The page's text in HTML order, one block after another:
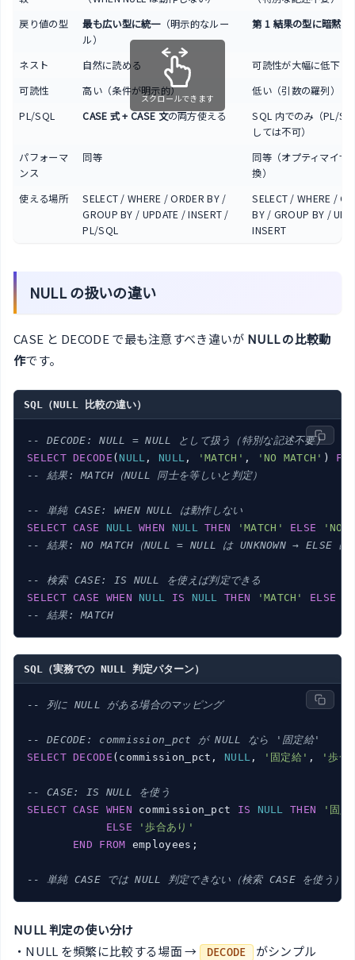
戻り値の型
最も広い型に統一（明示的なルー
ル）
第 1 結果の型に暗黙変
ネスト 自然に読める
可読性が大幅に低下
可読性
高い（条件が明示的）
低い（引数の羅列）
PL/SQL
CASE 式 + CASE 文の両方使える
SQL 内でのみ（PL/
しては不可）
パフォーマ
ンス
同等
同等（オプティマイザ
換）
使える場所
SELECT / WHERE / ORDER BY /
GROUP BY / UPDATE / INSERT /
PL/SQL
SELECT / WHERE /
BY / GROUP BY /
INSERT
スクロールできます
NULL の扱いの違い
CASE と DECODE で最も注意すべき違いが NULL の比較動
作です。
SQL（NULL 比較の違い）
-- DECODE: NULL = NULL として扱う（特別な記述不要）
SELECT
DECODE ( NULL , NULL , 'MATCH' , 'NO MATCH' )
-- 結果: MATCH（NULL 同士を等しいと判定）
-- 単純 CASE: WHEN NULL は動作しない
SELECT
CASE NULL WHEN NULL THEN 'MATCH' ELSE
'NO
-- 結果: NO MATCH（NULL = NULL は UNKNOWN → ELSE に
-- 検索 CASE: IS NULL を使えば判定できる
SELECT
CASE WHEN NULL IS NULL THEN 'MATCH' ELSE
-- 結果: MATCH
SQL（実務での NULL 判定パターン）
-- 列に NULL がある場合のマッピング
-- DECODE: commission_pct が NULL なら '固定給'
SELECT
DECODE (commission_pct, NULL , '固定給' , '歩合
-- CASE: IS NULL を使う
SELECT
CASE WHEN commission_pct IS NULL THEN
'固定
ELSE
'歩合あり'
END
FROM employees;
-- 単純 CASE では NULL 判定できない（検索 CASE を使う）
NULL 判定の使い分け
・NULL を頻繁に比較する場面 →
DECODE がシンプル